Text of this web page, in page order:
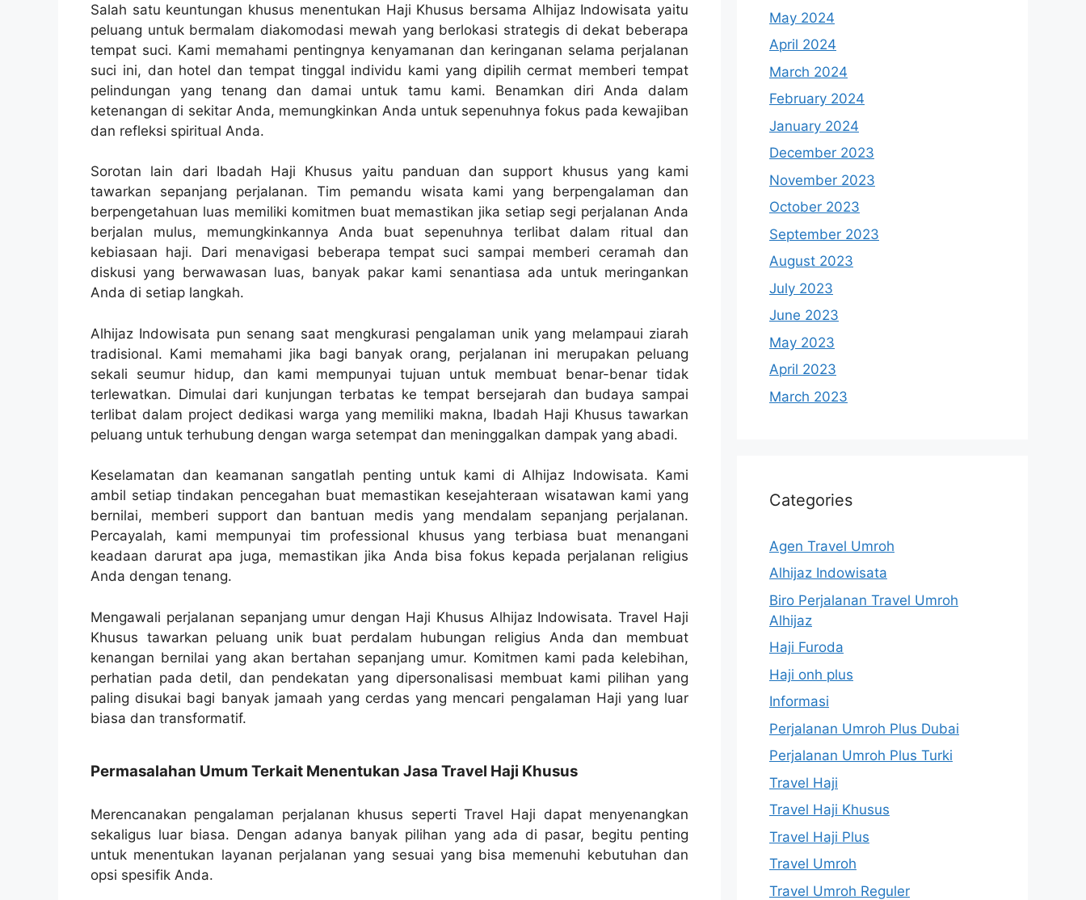
Salah satu keuntungan khusus menentukan Haji Khusus bersama Alhijaz Indowisata yaitu
peluang untuk bermalam diakomodasi mewah yang berlokasi strategis di dekat beberapa
tempat suci. Kami memahami pentingnya kenyamanan dan keringanan selama perjalanan
suci ini, dan hotel dan tempat tinggal individu kami yang dipilih cermat memberi tempat
pelindungan yang tenang dan damai untuk tamu kami. Benamkan diri Anda dalam
ketenangan di sekitar Anda, memungkinkan Anda untuk sepenuhnya fokus pada kewajiban
dan refleksi spiritual Anda.
Sorotan lain dari Ibadah Haji Khusus yaitu panduan dan support khusus yang kami
tawarkan sepanjang perjalanan. Tim pemandu wisata kami yang berpengalaman dan
berpengetahuan luas memiliki komitmen buat memastikan jika setiap segi perjalanan Anda
berjalan mulus, memungkinkannya Anda buat sepenuhnya terlibat dalam ritual dan
kebiasaan haji. Dari menavigasi beberapa tempat suci sampai memberi ceramah dan
diskusi yang berwawasan luas, banyak pakar kami senantiasa ada untuk meringankan
Anda di setiap langkah.
Alhijaz Indowisata pun senang saat mengkurasi pengalaman unik yang melampaui ziarah
tradisional. Kami memahami jika bagi banyak orang, perjalanan ini merupakan peluang
sekali seumur hidup, dan kami mempunyai tujuan untuk membuat benar-benar tidak
terlewatkan. Dimulai dari kunjungan terbatas ke tempat bersejarah dan budaya sampai
terlibat dalam project dedikasi warga yang memiliki makna, Ibadah Haji Khusus tawarkan
peluang untuk terhubung dengan warga setempat dan meninggalkan dampak yang abadi.
Keselamatan dan keamanan sangatlah penting untuk kami di Alhijaz Indowisata. Kami
ambil setiap tindakan pencegahan buat memastikan kesejahteraan wisatawan kami yang
bernilai, memberi support dan bantuan medis yang mendalam sepanjang perjalanan.
Percayalah, kami mempunyai tim professional khusus yang terbiasa buat menangani
keadaan darurat apa juga, memastikan jika Anda bisa fokus kepada perjalanan religius
Anda dengan tenang.
Mengawali perjalanan sepanjang umur dengan Haji Khusus Alhijaz Indowisata. Travel Haji
Khusus tawarkan peluang unik buat perdalam hubungan religius Anda dan membuat
kenangan bernilai yang akan bertahan sepanjang umur. Komitmen kami pada kelebihan,
perhatian pada detil, dan pendekatan yang dipersonalisasi membuat kami pilihan yang
paling disukai bagi banyak jamaah yang cerdas yang mencari pengalaman Haji yang luar
biasa dan transformatif.
Permasalahan Umum Terkait Menentukan Jasa Travel Haji Khusus
Merencanakan pengalaman perjalanan khusus seperti Travel Haji dapat menyenangkan
sekaligus luar biasa. Dengan adanya banyak pilihan yang ada di pasar, begitu penting
untuk menentukan layanan perjalanan yang sesuai yang bisa memenuhi kebutuhan dan
opsi spesifik Anda.
May 2024
April 2024
March 2024
February 2024
January 2024
December 2023
November 2023
October 2023
September 2023
August 2023
July 2023
June 2023
May 2023
April 2023
March 2023
Categories
Agen Travel Umroh
Alhijaz Indowisata
Biro Perjalanan Travel Umroh
Alhijaz
Haji Furoda
Haji onh plus
Informasi
Perjalanan Umroh Plus Dubai
Perjalanan Umroh Plus Turki
Travel Haji
Travel Haji Khusus
Travel Haji Plus
Travel Umroh
Travel Umroh Reguler